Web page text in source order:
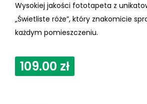
Wysokiej jakości fototapeta z
„Świetliste róże”, który znakomicie
każdym pomieszczeniu.
109.00 zł